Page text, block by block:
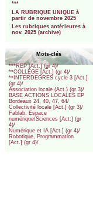
***
LA RUBRIQUE UNIQUE à
partir de novembre 2025
Les rubriques antérieures à
nov. 2025 (archive)
Mots-clés
***REP [Act.] (gr 4)/
**COLLEGE [Act.] (gr 4)/
**INTERDEGRES cycle 3 [Act.]
(gr 4)/
Association locale (Act.) (gr 3)/
BASE ACTIONS LOCALES EP
Bordeaux 24, 40, 47, 64/
Collectivité locale [Act.] (gr 3)/
Fablab, Espace
numérique/Sciences [Act.] (gr
4)/
Numérique et IA [Act.] (gr 4)/
Robotique, Programmation
[Act.] (gr 4)/